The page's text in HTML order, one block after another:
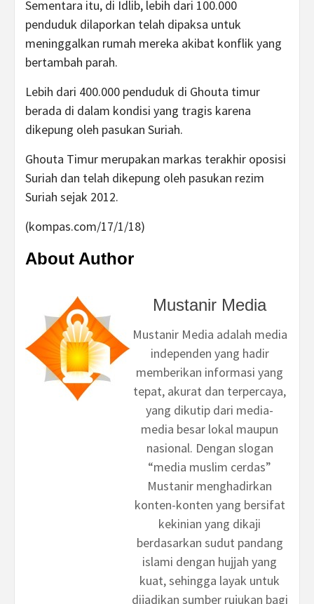
Sementara itu, di Idlib, lebih dari 100.000
penduduk dilaporkan telah dipaksa untuk
meninggalkan rumah mereka akibat konflik yang
bertambah parah.
Lebih dari 400.000 penduduk di Ghouta timur
berada di dalam kondisi yang tragis karena
dikepung oleh pasukan Suriah.
Ghouta Timur merupakan markas terakhir oposisi
Suriah dan telah dikepung oleh pasukan rezim
Suriah sejak 2012.
(kompas.com/17/1/18)
About Author
Mustanir Media
Mustanir Media adalah media
independen yang hadir
memberikan informasi yang
tepat, akurat dan terpercaya,
yang dikutip dari media-
media besar lokal maupun
nasional. Dengan slogan
“media muslim cerdas”
Mustanir menghadirkan
konten-konten yang bersifat
kekinian yang dikaji
berdasarkan sudut pandang
islami dengan hujjah yang
kuat, sehingga layak untuk
dijadikan sumber rujukan bagi